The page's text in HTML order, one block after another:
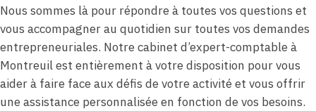
Nous sommes là pour répondre à toutes vos questions et
vous accompagner au quotidien sur toutes vos demandes
entrepreneuriales. Notre cabinet d’expert-comptable à
Montreuil est entièrement à votre disposition pour vous
aider à faire face aux défis de votre activité et vous offrir
une assistance personnalisée en fonction de vos besoins.